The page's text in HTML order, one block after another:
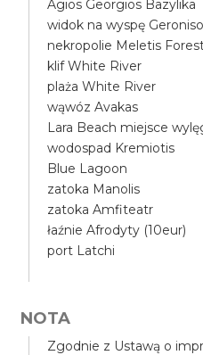
Agios Georgios Bazylika
widok na wyspę
nekropolie Meletis
klif White River
plaża White River
wąwóz Avakas
Lara Beach miejsce
wodospad Kremiotis
Blue Lagoon
zatoka Manolis
zatoka Amfiteatr
łaźnie Afrodyty (10eur)
port Latchi
NOTA
Zgodnie z Ustawą o